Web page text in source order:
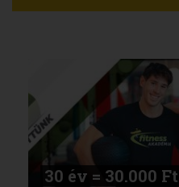
30 év = 30.000